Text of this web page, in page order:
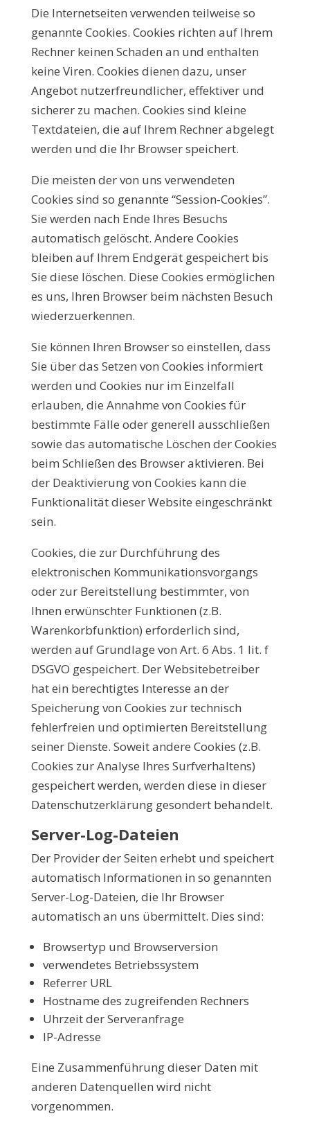
Die Internetseiten verwenden teilweise so
genannte Cookies. Cookies richten auf Ihrem
Rechner keinen Schaden an und enthalten
keine Viren. Cookies dienen dazu, unser
Angebot nutzerfreundlicher, effektiver und
sicherer zu machen. Cookies sind kleine
Textdateien, die auf Ihrem Rechner abgelegt
werden und die Ihr Browser speichert.
Die meisten der von uns verwendeten
Cookies sind so genannte “Session-Cookies”.
Sie werden nach Ende Ihres Besuchs
automatisch gelöscht. Andere Cookies
bleiben auf Ihrem Endgerät gespeichert bis
Sie diese löschen. Diese Cookies ermöglichen
es uns, Ihren Browser beim nächsten Besuch
wiederzuerkennen.
Sie können Ihren Browser so einstellen, dass
Sie über das Setzen von Cookies informiert
werden und Cookies nur im Einzelfall
erlauben, die Annahme von Cookies für
bestimmte Fälle oder generell ausschließen
sowie das automatische Löschen der Cookies
beim Schließen des Browser aktivieren. Bei
der Deaktivierung von Cookies kann die
Funktionalität dieser Website eingeschränkt
sein.
Cookies, die zur Durchführung des
elektronischen Kommunikationsvorgangs
oder zur Bereitstellung bestimmter, von
Ihnen erwünschter Funktionen (z.B.
Warenkorbfunktion) erforderlich sind,
werden auf Grundlage von Art. 6 Abs. 1 lit. f
DSGVO gespeichert. Der Websitebetreiber
hat ein berechtigtes Interesse an der
Speicherung von Cookies zur technisch
fehlerfreien und optimierten Bereitstellung
seiner Dienste. Soweit andere Cookies (z.B.
Cookies zur Analyse Ihres Surfverhaltens)
gespeichert werden, werden diese in dieser
Datenschutzerklärung gesondert behandelt.
Server-Log-Dateien
Der Provider der Seiten erhebt und speichert
automatisch Informationen in so genannten
Server-Log-Dateien, die Ihr Browser
automatisch an uns übermittelt. Dies sind:
Browsertyp und Browserversion
verwendetes Betriebssystem
Referrer URL
Hostname des zugreifenden Rechners
Uhrzeit der Serveranfrage
IP-Adresse
Eine Zusammenführung dieser Daten mit
anderen Datenquellen wird nicht
vorgenommen.